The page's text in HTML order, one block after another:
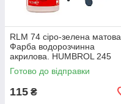
RLM 74 сіро-зелена матова.
Фарба водорозчинна
акрилова. HUMBROL 245
Готово до відправки
115 ₴